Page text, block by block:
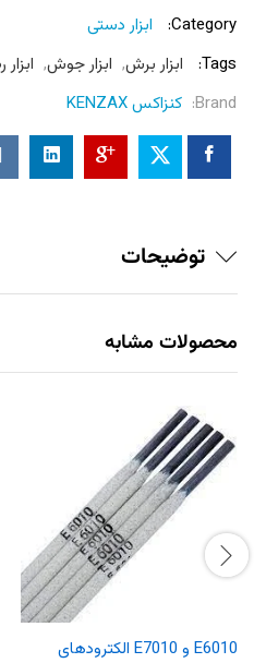
Category:
ابزار دستی
Tags:
ابزار برش, ابزار جوش,
Brand: کنزاکس KENZAX
توضیحات
محصولات مشابه
E6010 و E7010 الکترودهای